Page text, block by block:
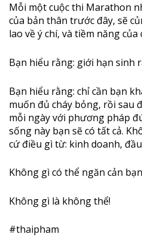
Mỗi một cuộc thi Marathon
của bản thân trước đây, sẽ
lao về ý chí, và tiềm năng
Bạn hiểu rằng: giới hạn sinh
Bạn hiểu rằng: chỉ cần bạn
muốn đủ cháy bỏng, rồi sau
mỗi ngày với phương pháp
sống này bạn sẽ có tất cả.
cứ điều gì từ: kinh doanh,
Không gì có thể ngăn cản
Không gì là không thể!
#thaipham